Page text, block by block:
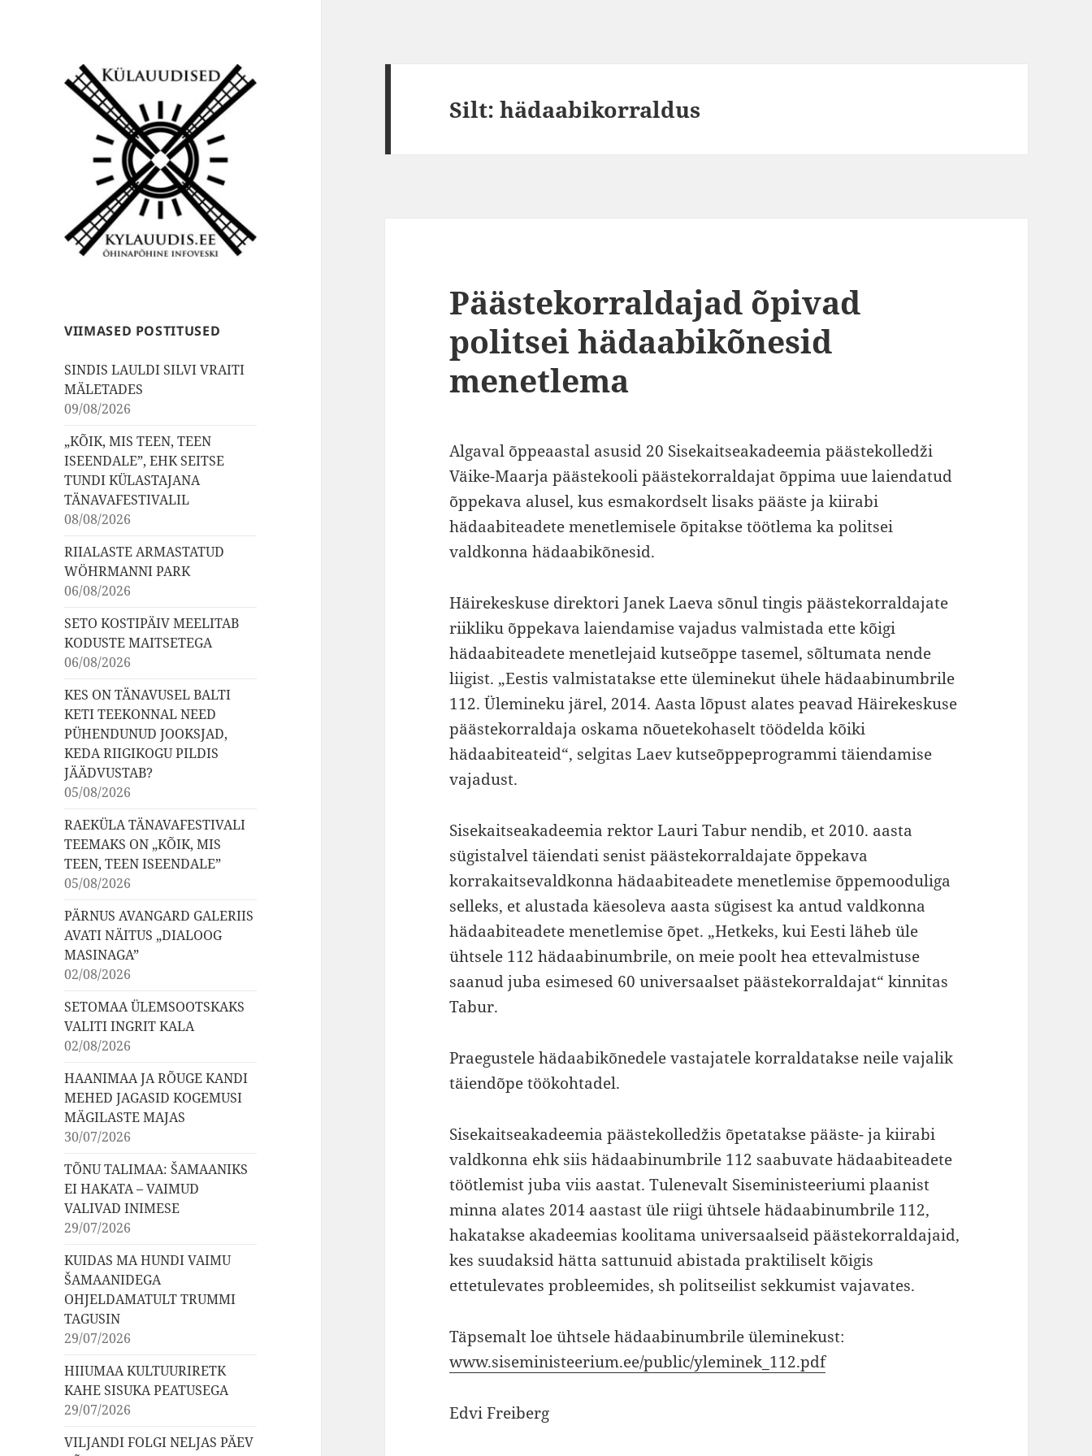
VIIMASED POSTITUSED
SINDIS LAULDI SILVI VRAITI
MÄLETADES
09/08/2026
„KÕIK, MIS TEEN, TEEN
ISEENDALE”, EHK SEITSE
TUNDI KÜLASTAJANA
TÄNAVAFESTIVALIL
08/08/2026
RIIALASTE ARMASTATUD
WÖHRMANNI PARK
06/08/2026
SETO KOSTIPÄIV MEELITAB
KODUSTE MAITSETEGA
06/08/2026
KES ON TÄNAVUSEL BALTI
KETI TEEKONNAL NEED
PÜHENDUNUD JOOKSJAD,
KEDA RIIGIKOGU PILDIS
JÄÄDVUSTAB?
05/08/2026
RAEKÜLA TÄNAVAFESTIVALI
TEEMAKS ON „KÕIK, MIS
TEEN, TEEN ISEENDALE”
05/08/2026
PÄRNUS AVANGARD GALERIIS
AVATI NÄITUS „DIALOOG
MASINAGA”
02/08/2026
SETOMAA ÜLEMSOOTSKAKS
VALITI INGRIT KALA
02/08/2026
HAANIMAA JA RÕUGE KANDI
MEHED JAGASID KOGEMUSI
MÄGILASTE MAJAS
30/07/2026
TÕNU TALIMAA: ŠAMAANIKS
EI HAKATA – VAIMUD
VALIVAD INIMESE
29/07/2026
KUIDAS MA HUNDI VAIMU
ŠAMAANIDEGA
OHJELDAMATULT TRUMMI
TAGUSIN
29/07/2026
HIIUMAA KULTUURIRETK
KAHE SISUKA PEATUSEGA
29/07/2026
VILJANDI FOLGI NELJAS PÄEV
Silt:hädaabikorraldus
Päästekorraldajad õpivad
politsei hädaabikõnesid
menetlema
Algaval õppeaastal asusid 20 Sisekaitseakadeemia päästekolledži
Väike-Maarja päästekooli päästekorraldajat õppima uue laiendatud
õppekava alusel, kus esmakordselt lisaks pääste ja kiirabi
hädaabiteadete menetlemisele õpitakse töötlema ka politsei
valdkonna hädaabikõnesid.
Häirekeskuse direktori Janek Laeva sõnul tingis päästekorraldajate
riikliku õppekava laiendamise vajadus valmistada ette kõigi
hädaabiteadete menetlejaid kutseõppe tasemel, sõltumata nende
liigist. „Eestis valmistatakse ette üleminekut ühele hädaabinumbrile
112. Ülemineku järel, 2014. Aasta lõpust alates peavad Häirekeskuse
päästekorraldaja oskama nõuetekohaselt töödelda kõiki
hädaabiteateid“, selgitas Laev kutseõppeprogrammi täiendamise
vajadust.
Sisekaitseakadeemia rektor Lauri Tabur nendib, et 2010. aasta
sügistalvel täiendati senist päästekorraldajate õppekava
korrakaitsevaldkonna hädaabiteadete menetlemise õppemooduliga
selleks, et alustada käesoleva aasta sügisest ka antud valdkonna
hädaabiteadete menetlemise õpet. „Hetkeks, kui Eesti läheb üle
ühtsele 112 hädaabinumbrile, on meie poolt hea ettevalmistuse
saanud juba esimesed 60 universaalset päästekorraldajat“ kinnitas
Tabur.
Praegustele hädaabikõnedele vastajatele korraldatakse neile vajalik
täiendõpe töökohtadel.
Sisekaitseakadeemia päästekolledžis õpetatakse pääste- ja kiirabi
valdkonna ehk siis hädaabinumbrile 112 saabuvate hädaabiteadete
töötlemist juba viis aastat. Tulenevalt Siseministeeriumi plaanist
minna alates 2014 aastast üle riigi ühtsele hädaabinumbrile 112,
hakatakse akadeemias koolitama universaalseid päästekorraldajaid,
kes suudaksid hätta sattunuid abistada praktiliselt kõigis
ettetulevates probleemides, sh politseilist sekkumist vajavates.
Täpsemalt loe ühtsele hädaabinumbrile üleminekust:
www.siseministeerium.ee/public/yleminek_112.pdf
Edvi Freiberg